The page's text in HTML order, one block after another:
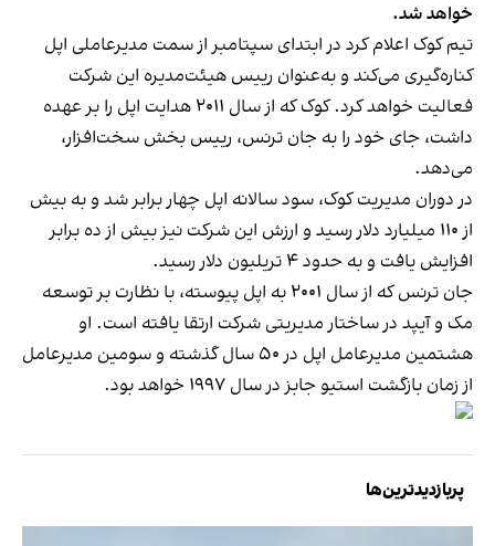
خواهد شد.
تیم کوک اعلام کرد در ابتدای سپتامبر از سمت مدیرعاملی اپل
کناره‌گیری می‌کند و به‌عنوان رییس هیئت‌مدیره این شرکت
فعالیت خواهد کرد. کوک که از سال ۲۰۱۱ هدایت اپل را بر عهده
داشت، جای خود را به جان ترنس، رییس بخش سخت‌افزار،
می‌دهد.
در دوران مدیریت کوک، سود سالانه اپل چهار برابر شد و به بیش
از ۱۱۰ میلیارد دلار رسید و ارزش این شرکت نیز بیش از ده برابر
افزایش یافت و به حدود ۴ تریلیون دلار رسید.
جان ترنس که از سال ۲۰۰۱ به اپل پیوسته، با نظارت بر توسعه
مک و آیپد در ساختار مدیریتی شرکت ارتقا یافته است. او
هشتمین مدیرعامل اپل در ۵۰ سال گذشته و سومین مدیرعامل
از زمان بازگشت استیو جابز در سال ۱۹۹۷ خواهد بود.
پربازدیدترین‌ها